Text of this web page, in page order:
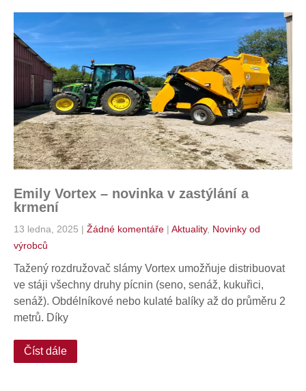
Emily Vortex – novinka v zastýlání a
krmení
13 ledna, 2025 | Žádné komentáře | Aktuality, Novinky od
výrobců
Tažený rozdružovač slámy Vortex umožňuje distribuovat
ve stáji všechny druhy pícnin (seno, senáž, kukuřici,
senáž). Obdélníkové nebo kulaté balíky až do průměru 2
metrů. Díky
Číst dále